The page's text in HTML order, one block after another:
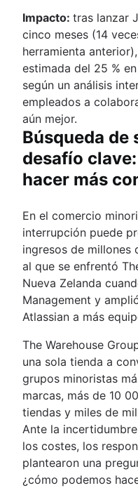
Impacto: tras lanzar
cinco meses (14
herramienta
estimada del 25 %
según un análisis
empleados a
aún mejor.
Búsqueda de
desafío
hacer más
En el comercio
interrupción puede
ingresos de millones
al que se enfrentó
Nueva Zelanda
Management y
Atlassian a más
The Warehouse
una sola tienda a
grupos minoristas
marcas, más de 10
tiendas y miles de
Ante la
los costes, los
plantearon una
¿cómo podemos